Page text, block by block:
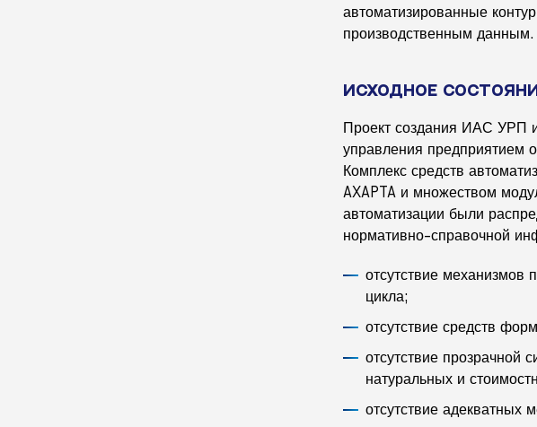
автоматизированные
производственным данным.
Исходное
Проект создания ИАС УРП
управления предприятием
Комплекс средств
AXAPTA и множеством
автоматизации были
нормативно-справочной
отсутствие механизмов
цикла;
отсутствие средств
отсутствие прозрачной
натуральных и
отсутствие адекватных